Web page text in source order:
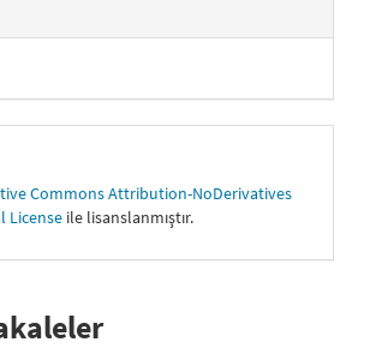
Commons Attribution-NoDerivatives
License ile lisanslanmıştır.